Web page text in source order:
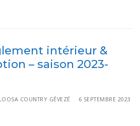
intérieur &
– saison 2023-
COUNTRY GÉVEZÉ
6 SEPTEMBRE 2023